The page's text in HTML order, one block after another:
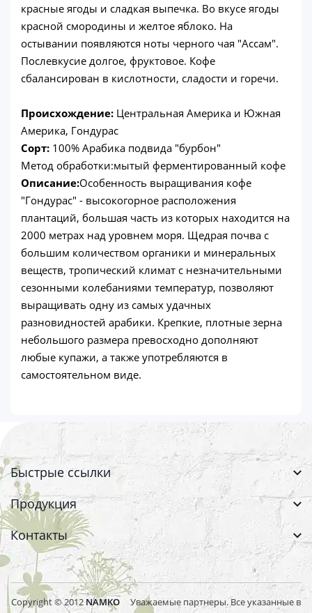
красные ягоды и сладкая выпечка. Во вкусе ягоды
красной смородины и желтое яблоко. На
остывании появляются ноты черного чая "Ассам".
Послевкусие долгое, фруктовое. Кофе
сбалансирован в кислотности, сладости и горечи.
Происхождение: Центральная Америка и Южная
Америка, Гондурас
Сорт: 100% Арабика подвида "бурбон"
Метод обработки:мытый ферментированный кофе
Описание:Особенность выращивания кофе
"Гондурас" - высокогорное расположения
плантаций, большая часть из которых находится на
2000 метрах над уровнем моря. Щедрая почва с
большим количеством органики и минеральных
веществ, тропический климат с незначительными
сезонными колебаниями температур, позволяют
выращивать одну из самых удачных
разновидностей арабики. Крепкие, плотные зерна
небольшого размера превосходно дополняют
любые купажи, а также употребляются в
самостоятельном виде.
Быстрые ссылки
Продукция
Контакты
Copyright © 2012 NAMKO Уважаемые партнеры. Все указанные в